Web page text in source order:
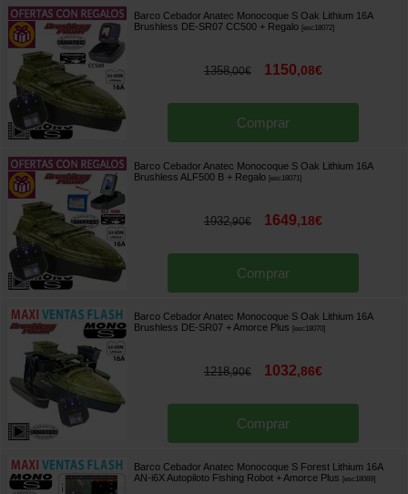
Barco Cebador Anatec Monocoque S Oak Lithium 16A
Brushless DE-SR07 CC500 + Regalo [esc18072]
1358,00€ 1150,08€
Comprar
Barco Cebador Anatec Monocoque S Oak Lithium 16A
Brushless ALF500 B + Regalo [esc18071]
1932,90€ 1649,18€
Comprar
Barco Cebador Anatec Monocoque S Oak Lithium 16A
Brushless DE-SR07 + Amorce Plus [esc18070]
1218,90€ 1032,86€
Comprar
Barco Cebador Anatec Monocoque S Forest Lithium 16A
AN-i6X Autopiloto Fishing Robot + Amorce Plus [esc18069]